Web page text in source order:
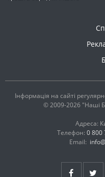
Інформація на сайті
© 2009-2026 "Наші
Адреса:
Телефон: 0 800
Email: